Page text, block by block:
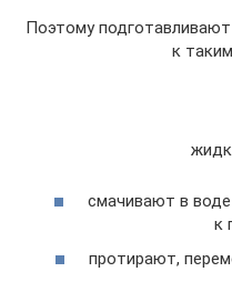
Поэтому
к
смачивают в
к
протирают,